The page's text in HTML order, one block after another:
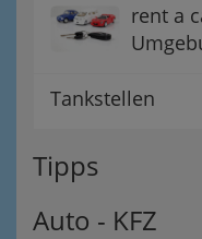
rent a
Tankstellen
Tipps
Auto - KFZ